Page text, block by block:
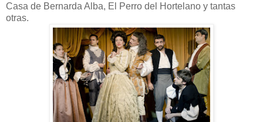
Casa de Bernarda Alba, El Perro del Hortelano y tantas
otras.